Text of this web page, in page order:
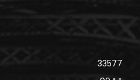
33577